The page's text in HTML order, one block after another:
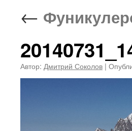
←
Автор: Дмитрий Соколов |